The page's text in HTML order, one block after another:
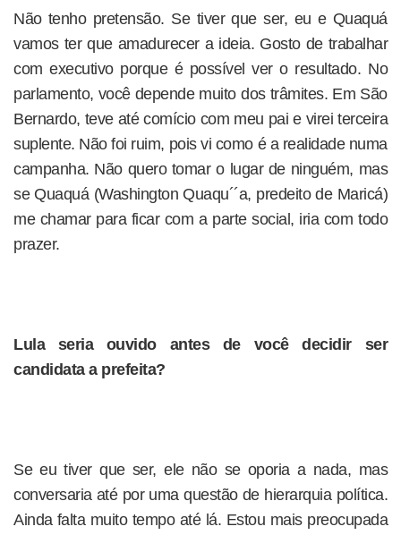
Não tenho pretensão. Se tiver que ser, eu e Quaquá
vamos ter que amadurecer a ideia. Gosto de trabalhar
com executivo porque é possível ver o resultado. No
parlamento, você depende muito dos trâmites. Em São
Bernardo, teve até comício com meu pai e virei terceira
suplente. Não foi ruim, pois vi como é a realidade numa
campanha. Não quero tomar o lugar de ninguém, mas
se Quaquá (Washington Quaqu´´a, predeito de Maricá)
me chamar para ficar com a parte social, iria com todo
prazer.
Lula seria ouvido antes de você decidir ser
candidata a prefeita?
Se eu tiver que ser, ele não se oporia a nada, mas
conversaria até por uma questão de hierarquia política.
Ainda falta muito tempo até lá. Estou mais preocupada